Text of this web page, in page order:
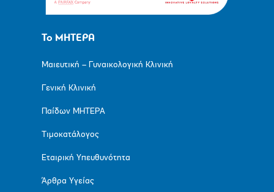
Το ΜΗΤΕΡΑ
Μαιευτική – Γυναικολογική Κλινική
Γενική Κλινική
Παίδων ΜΗΤΕΡΑ
Τιμοκατάλογος
Εταιρική Υπευθυνότητα
Άρθρα Υγείας